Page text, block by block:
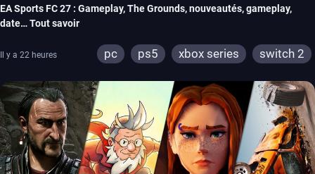
EA Sports FC 27 : Gameplay, The Grounds, nouveautés, gameplay,
date… Tout savoir
Il y a 22 heures pc ps5 xbox series switch 2